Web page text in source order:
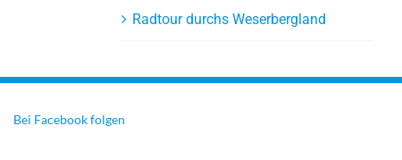
Radtour durchs Weserbergland
Bei Facebook folgen